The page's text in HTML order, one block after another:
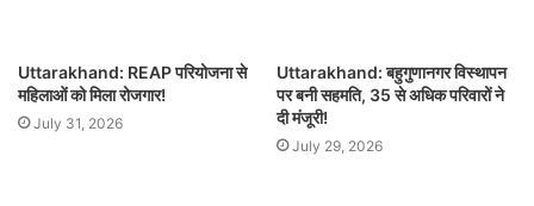
Uttarakhand: REAP परियोजना से
महिलाओं को मिला रोजगार!
July 31, 2026
Uttarakhand: बहुगुणानगर विस्थापन
पर बनी सहमति, 35 से अधिक परिवारों ने
दी मंजूरी!
July 29, 2026